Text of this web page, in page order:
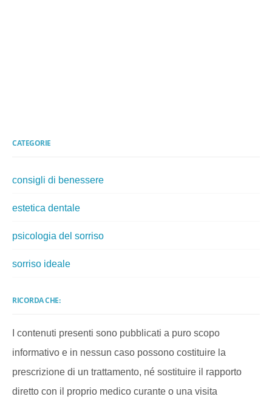
CATEGORIE
consigli di benessere
estetica dentale
psicologia del sorriso
sorriso ideale
RICORDA CHE:
I contenuti presenti sono pubblicati a puro scopo
informativo e in nessun caso possono costituire la
prescrizione di un trattamento, né sostituire il rapporto
diretto con il proprio medico curante o una visita